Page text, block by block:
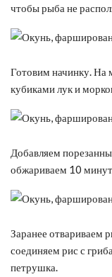
чтобы рыба не
Готовим начинку. На
кубиками лук и
Добавляем
обжариваем 10
Заранее отвариваем
соединяем рис с
петрушка.